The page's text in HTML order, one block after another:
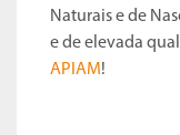
Naturais e de
e de elevada
APIAM!